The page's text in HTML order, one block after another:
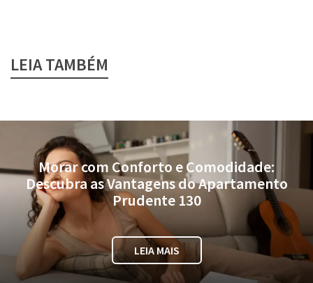
LEIA TAMBÉM
Morar com Conforto e Comodidade:
Descubra as Vantagens do Apartamento
Prudente 130
LEIA MAIS